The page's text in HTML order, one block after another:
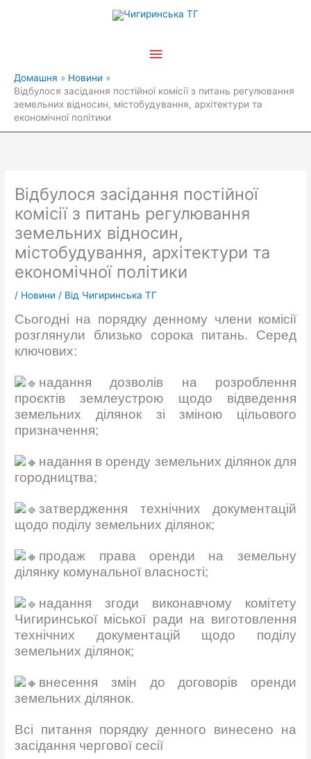
Головне
Домашня
Новини
Відбулося засідання постійної комісії з питань регулювання
земельних відносин, містобудування, архітектури та
економічної політики
Відбулося засідання постійної
комісії з питань регулювання
земельних відносин,
містобудування, архітектури та
економічної політики
/ Новини / Від Чигиринська ТГ
Сьогодні на порядку денному члени комісії
розглянули близько сорока питань. Серед
ключових:
надання дозволів на розроблення
проєктів землеустрою щодо відведення
земельних ділянок зі зміною цільового
призначення;
надання в оренду земельних ділянок для
городництва;
затвердження технічних документацій
щодо поділу земельних ділянок;
продаж права оренди на земельну
ділянку комунальної власності;
надання згоди виконавчому комітету
Чигиринської міської ради на виготовлення
технічних документацій щодо поділу
земельних ділянок;
внесення змін до договорів оренди
земельних ділянок.
Всі питання порядку денного винесено на
засідання чергової сесії